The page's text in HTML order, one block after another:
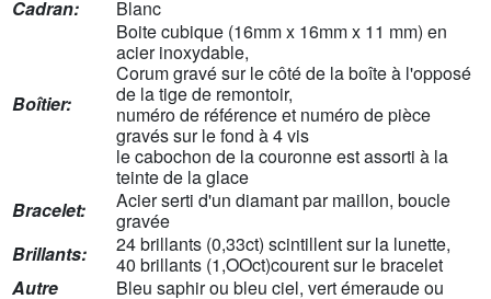
Cadran:
Blanc
Boîtier:
Boite cubique (16mm x 16mm x 11 mm) en
acier inoxydable,
Corum gravé sur le côté de la boîte à l'opposé
de la tige de remontoir,
numéro de référence et numéro de pièce
gravés sur le fond à 4 vis
le cabochon de la couronne est assorti à la
teinte de la glace
Bracelet:
Acier serti d'un diamant par maillon, boucle
gravée
Brillants:
24 brillants (0,33ct) scintillent sur la lunette,
40 brillants (1,OOct)courent sur le bracelet
Autre
Bleu saphir ou bleu ciel, vert émeraude ou